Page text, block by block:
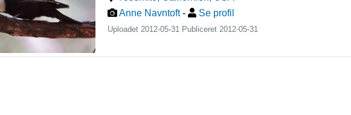
Anne Navntoft - Se profil
Uploadet 2012-05-31 Publiceret 2012-05-31